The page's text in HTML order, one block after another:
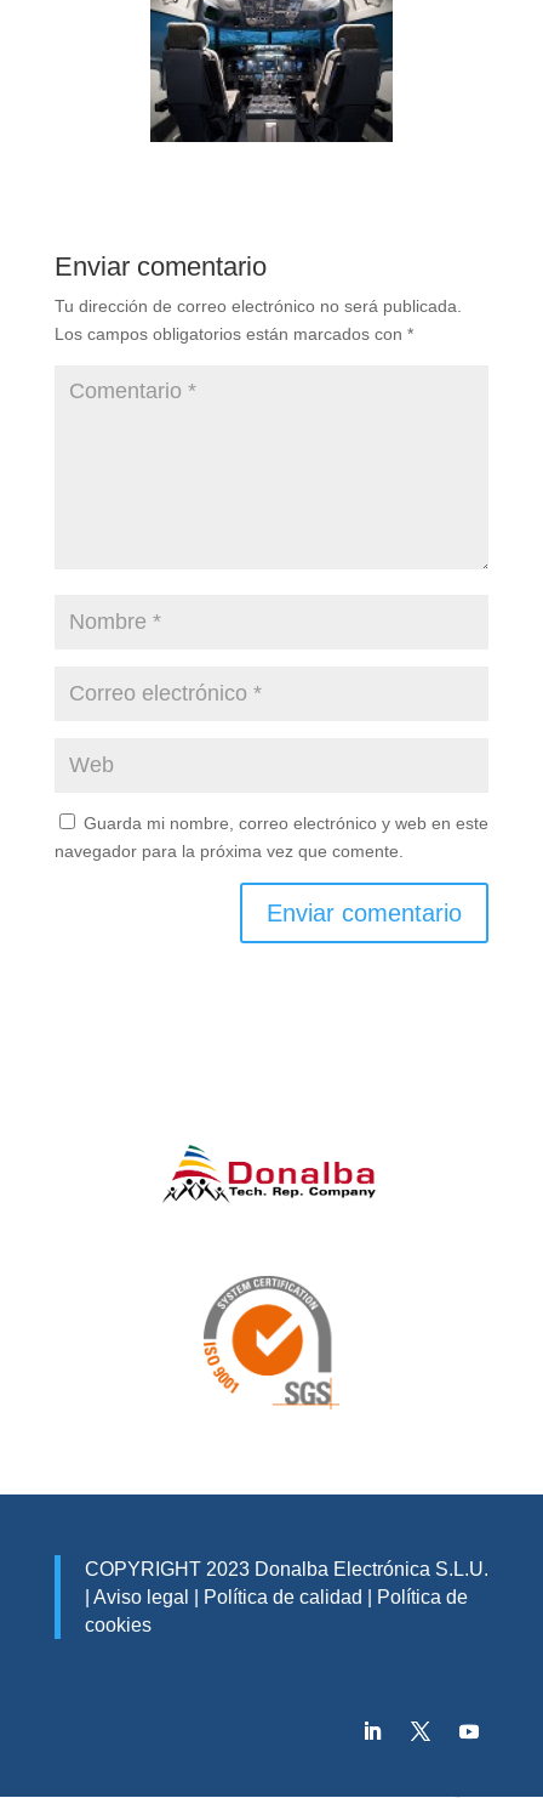
Enviar comentario
Tu dirección de correo electrónico no será publicada.
Los campos obligatorios están marcados con *
Guarda mi nombre, correo electrónico y web en este
navegador para la próxima vez que comente.
COPYRIGHT 2023 Donalba Electrónica S.L.U.
Aviso legal Política de calidad
Política de
cookies